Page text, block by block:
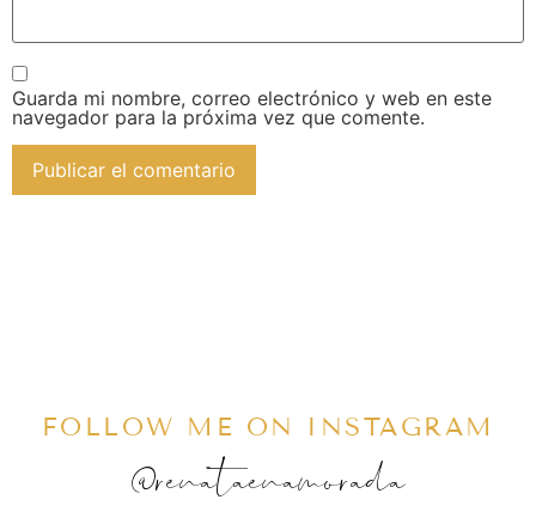
Guarda mi nombre, correo electrónico y web en este
navegador para la próxima vez que comente.
FOLLOW ME ON INSTAGRAM
@renataenamorada